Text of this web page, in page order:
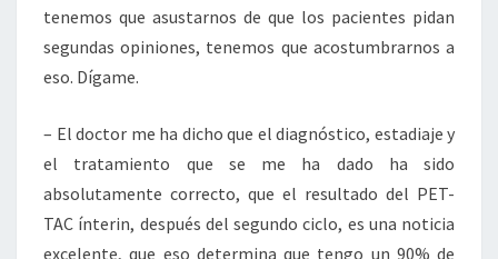
tenemos que asustarnos de que los pacientes pidan
segundas opiniones, tenemos que acostumbrarnos a
eso. Dígame.
– El doctor me ha dicho que el diagnóstico, estadiaje y
el tratamiento que se me ha dado ha sido
absolutamente correcto, que el resultado del PET-
TAC ínterin, después del segundo ciclo, es una noticia
excelente, que eso determina que tengo un 90% de